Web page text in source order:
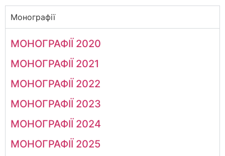
Монографії
МОНОГРАФІЇ 2020
МОНОГРАФІЇ 2021
МОНОГРАФІЇ 2022
МОНОГРАФІЇ 2023
МОНОГРАФІЇ 2024
МОНОГРАФІЇ 2025